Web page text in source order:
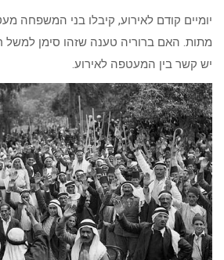
יומיים קודם לאירוע, קיבלו בני המשפחה
מתות. האם ברוריה טענה שזהו סימן למשל
יש קשר בין המעטפה לאירוע.